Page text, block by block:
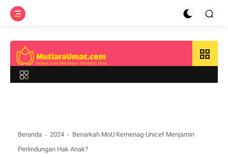
grid_view
Beranda 2024
Benarkah MoU Kemenag-Unicef Menjamin
Perlindungan Hak Anak?